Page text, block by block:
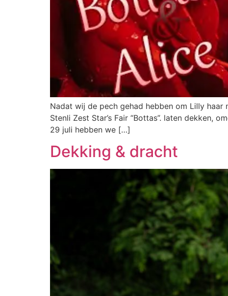
Nadat wij de pech gehad hebben om Lilly
Stenli Zest Star’s Fair “Bottas”. laten dekken,
29 juli hebben we […]
Dekking & dracht